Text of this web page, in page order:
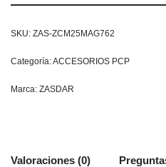
SKU: ZAS-ZCM25MAG762
Categoría:ACCESORIOS PCP
Marca: ZASDAR
Valoraciones (0)